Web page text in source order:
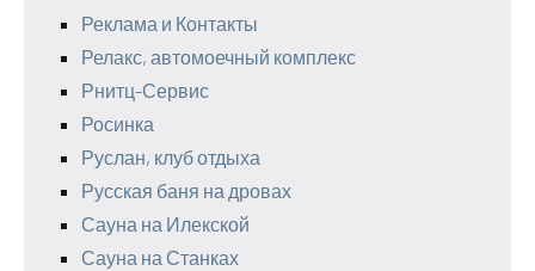
Реклама и Контакты
Релакс, автомоечный комплекс
Рнитц-Сервис
Росинка
Руслан, клуб отдыха
Русская баня на дровах
Сауна на Илекской
Сауна на Станках